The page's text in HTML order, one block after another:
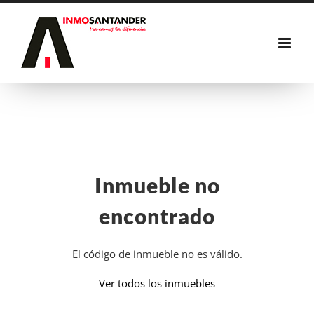
Saltar
contenido
Inmueble no
encontrado
El código de inmueble no es válido.
Ver todos los inmuebles